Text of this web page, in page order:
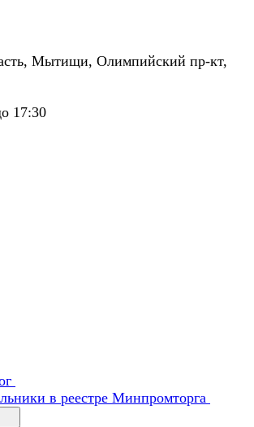
Мытищи, Олимпийский пр-кт,
17:30
в реестре Минпромторга